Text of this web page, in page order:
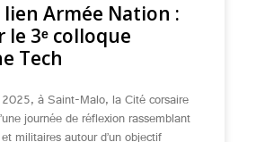
lien Armée Nation :
3ᵉ colloque
Tech
à Saint-Malo, la Cité corsaire
journée de réflexion rassemblant